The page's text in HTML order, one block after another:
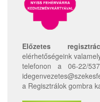
Előzetes
elérhetőségeink
telefonon a 06-22/
a Regisztrálok gombra